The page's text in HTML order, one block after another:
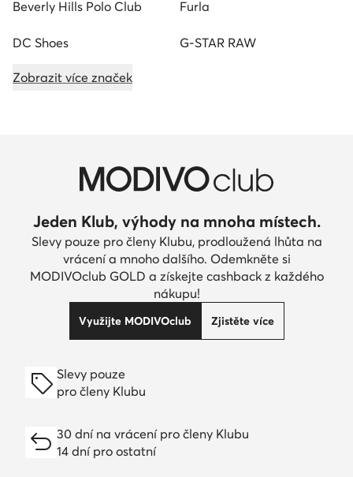
Beverly Hills Polo Club Furla
DC Shoes G-STAR RAW
Zobrazit více značek
Jeden Klub, výhody na mnoha místech.
Slevy pouze pro členy Klubu, prodloužená lhůta na
vrácení a mnoho dalšího. Odemkněte si
MODIVOclub GOLD a získejte cashback z každého
nákupu!
Využijte MODIVOclub Zjistěte více
Slevy pouze
pro členy Klubu
30 dní na vrácení pro členy Klubu
14 dní pro ostatní